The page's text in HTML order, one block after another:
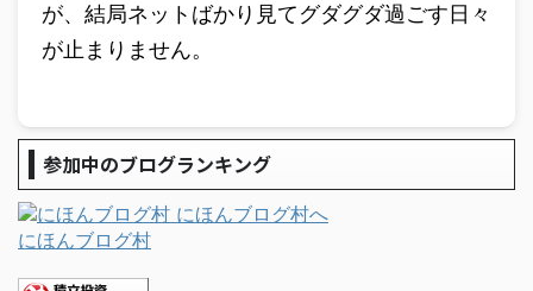
が、結局ネットばかり見てグダグダ過ごす日々
が止まりません。
参加中のブログランキング
にほんブログ村